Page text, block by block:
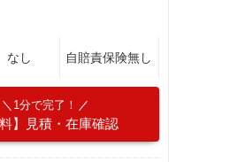
なし 自賠責保険無し
1分で完了！
料】見積・在庫確認